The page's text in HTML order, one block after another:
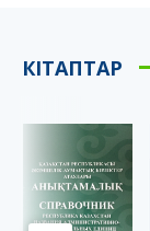
КІТАПТАР